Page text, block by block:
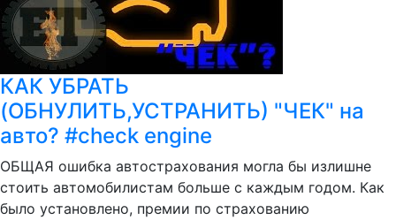
КАК УБРАТЬ
(ОБНУЛИТЬ,УСТРАНИТЬ) "ЧЕК" на
авто? #check engine
ОБЩАЯ ошибка автострахования могла бы излишне
стоить автомобилистам больше с каждым годом. Как
было установлено, премии по страхованию